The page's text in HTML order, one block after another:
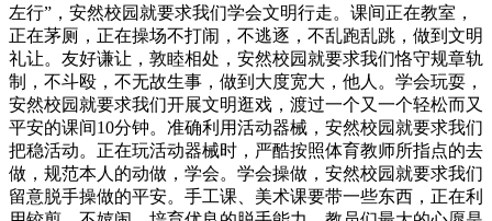
左行”，安然校园就要求我们学会文明行走。课间正在教室，
正在茅厕，正在操场不打闹，不逃逐，不乱跑乱跳，做到文明
礼让。友好谦让，敦睦相处，安然校园就要求我们恪守规章轨
制，不斗殴，不无故生事，做到大度宽大，他人。学会玩耍，
安然校园就要求我们开展文明逛戏，渡过一个又一个轻松而又
平安的课间10分钟。准确利用活动器械，安然校园就要求我们
把稳活动。正在玩活动器械时，严酷按照体育教师所指点的去
做，规范本人的动做，学会。学会操做，安然校园就要求我们
留意脱手操做的平安。手工课、美术课要带一些东西，正在利